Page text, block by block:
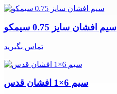
سیم افشان سایز 0.75 سیمکو
تماس بگیرید
سیم 6×1 افشان قدس